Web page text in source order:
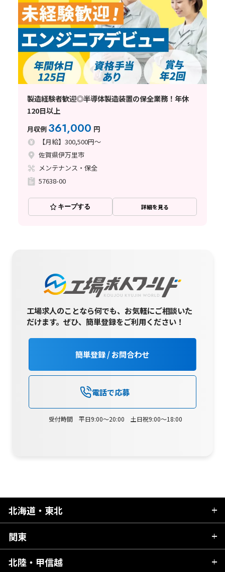
製造経験者歓迎◎半導体製造装置の保全業務！年休
120日以上
月収例 361,000 円
【月給】300,500円～
佐賀県伊万里市
メンテナンス・保全
57638-00
キープする 詳細を見る
工場求人のことなら何でも、お気軽にご相談いた
だけます。ぜひ、簡単登録をご利用ください！
簡単登録 / お問合わせ
電話で応募
受付時間 平日9:00～20:00 土日祝9:00～18:00
北海道・東北
北海道
青森県
関東
茨城県
北陸・甲信越